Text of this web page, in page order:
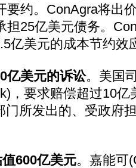
要约。ConAgra将出
担25亿美元债务。
亿美元的成本节约效
亿美元的诉讼。美国
，要求赔偿超过10亿
门所发出的、受政府
600亿美元。嘉能可